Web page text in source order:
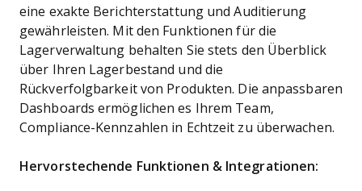
eine exakte Berichterstattung und Auditierung
gewährleisten. Mit den Funktionen für die
Lagerverwaltung behalten Sie stets den Überblick
über Ihren Lagerbestand und die
Rückverfolgbarkeit von Produkten. Die anpassbaren
Dashboards ermöglichen es Ihrem Team,
Compliance-Kennzahlen in Echtzeit zu überwachen.
Hervorstechende Funktionen & Integrationen: